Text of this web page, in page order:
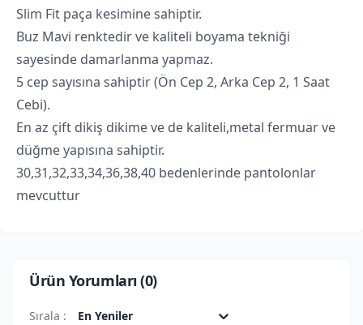
Slim Fit paça kesimine sahiptir.
Buz Mavi renktedir ve kaliteli boyama tekniği
sayesinde damarlanma yapmaz.
5 cep sayısına sahiptir (Ön Cep 2, Arka Cep 2, 1 Saat
Cebi).
En az çift dikiş dikime ve de kaliteli,metal fermuar ve
düğme yapısına sahiptir.
30,31,32,33,34,36,38,40 bedenlerinde pantolonlar
mevcuttur
Ürün Yorumları (0)
Sırala :
En Yeniler